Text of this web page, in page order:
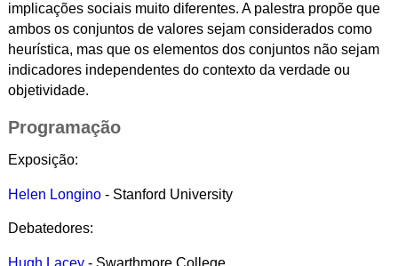
implicações sociais muito diferentes. A palestra propõe que
ambos os conjuntos de valores sejam considerados como
heurística, mas que os elementos dos conjuntos não sejam
indicadores independentes do contexto da verdade ou
objetividade.
Programação
Exposição:
Helen Longino- Stanford University
Debatedores:
Hugh Lacey- Swarthmore College